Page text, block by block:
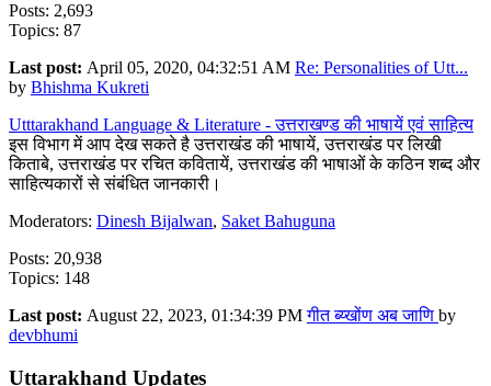
Posts: 2,693
Topics: 87
Last post: April 05, 2020, 04:32:51 AM Re: Personalities of Utt...
by Bhishma Kukreti
Utttarakhand Language & Literature - उत्तराखण्ड की भाषायें एवं साहित्य
इस विभाग में आप देख सकते है उत्तराखंड की भाषायें, उत्तराखंड पर लिखी
किताबे, उत्तराखंड पर रचित कवितायें, उत्तराखंड की भाषाओं के कठिन शब्द और
साहित्यकारों से संबंधित जानकारी।
Moderators: Dinesh Bijalwan, Saket Bahuguna
Posts: 20,938
Topics: 148
Last post: August 22, 2023, 01:34:39 PMगीत ब्य्खोंण अब जाणि by
devbhumi
Uttarakhand Updates